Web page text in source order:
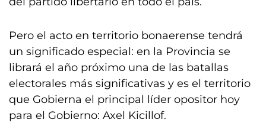
Pero el acto en territorio bonaerense tendrá
un significado especial: en la Provincia se
librará el año próximo una de las batallas
electorales más significativas y es el territorio
que Gobierna el principal líder opositor hoy
para el Gobierno: Axel Kicillof.